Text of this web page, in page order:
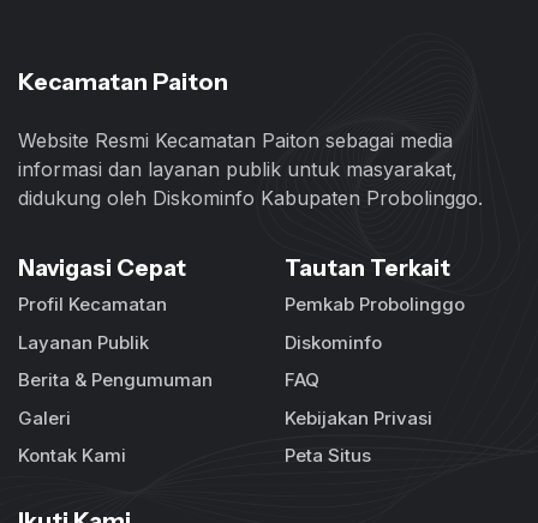
Kecamatan Paiton
Website Resmi Kecamatan Paiton sebagai media
informasi dan layanan publik untuk masyarakat,
didukung oleh Diskominfo Kabupaten Probolinggo.
Navigasi Cepat
Profil Kecamatan
Layanan Publik
Berita & Pengumuman
Galeri
Kontak Kami
Tautan Terkait
Pemkab Probolinggo
Diskominfo
FAQ
Kebijakan Privasi
Peta Situs